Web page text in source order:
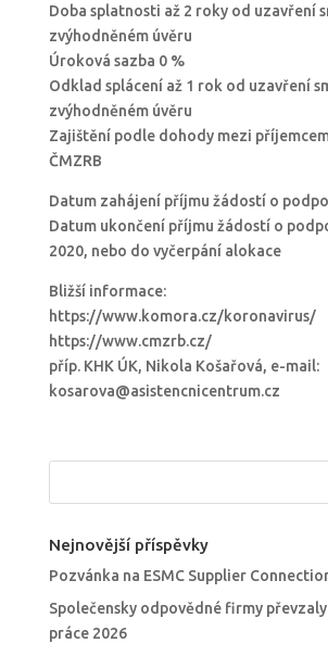
Doba splatnosti až 2 roky od uzavření
zvýhodněném úvěru
Úroková sazba 0 %
Odklad splácení až 1 rok od uzavření
zvýhodněném úvěru
Zajištění podle dohody mezi
ČMZRB
Datum zahájení příjmu žádostí o
Datum ukončení příjmu žádostí o
2020, nebo do vyčerpání alokace
Bližší informace:
https://www.komora.cz/koronavirus/
https://www.cmzrb.cz/
příp. KHK ÚK, Nikola Košařová, e-mail:
kosarova@asistencnicentrum.cz
Nejnovější příspěvky
Pozvánka na ESMC Supplier
Společensky odpovědné firmy
práce 2026